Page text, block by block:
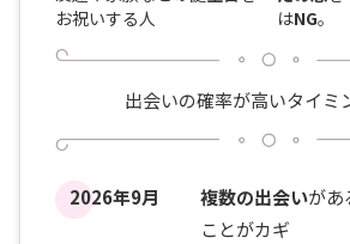
お祝いする人
はNG。
出会いの確率が高いタイ
2026年9月 複数の出会いがあ
ことがカギ